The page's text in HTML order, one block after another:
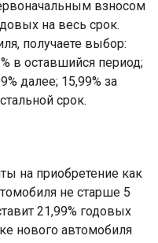
взносом
на весь срок.
получаете выбор:
в оставшийся период;
далее; 15,99% за
срок.
на приобретение как
не старше 5
21,99% годовых
нового автомобиля